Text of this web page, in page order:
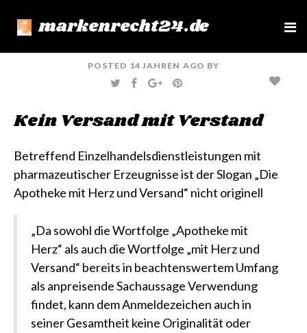
markenrecht24.de
e
POSTED 14 JAHREN AGO BY
T
W
E
F
A
B
O
G
O
E
P
I
E
R
Kein Versand mit Verstand
Betreffend Einzelhandelsdienstleistungen mit
pharmazeutischer Erzeugnisse ist der Slogan „Die
Apotheke mit Herz und Versand“ nicht originell
„Da sowohl die Wortfolge „Apotheke mit
Herz“ als auch die Wortfolge „mit Herz und
Versand“ bereits in beachtenswertem Umfang
als anpreisende Sachaussage Verwendung
findet, kann dem Anmeldezeichen auch in
seiner Gesamtheit keine Originalität oder